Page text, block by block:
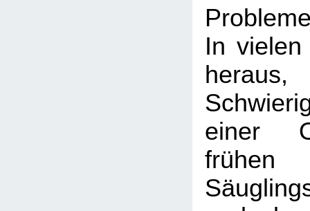
In
einer
frühen